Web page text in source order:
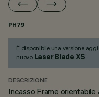
PH79
È disponibile una versione
nuovo Laser Blade XS.
DESCRIZIONE
Incasso Frame